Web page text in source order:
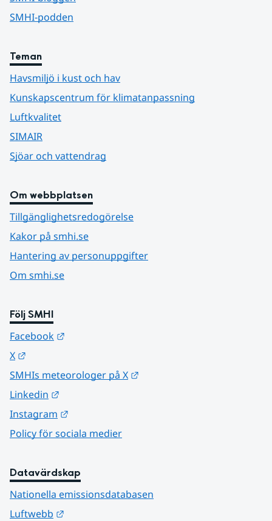
SMHI-podden
Teman
Havsmiljö i kust och hav
Kunskapscentrum för klimatanpassning
Luftkvalitet
SIMAIR
Sjöar och vattendrag
Om webbplatsen
Tillgänglighetsredogörelse
Kakor på smhi.se
Hantering av personuppgifter
Om smhi.se
Följ SMHI
Facebook
X
SMHIs meteorologer på X
Linkedin
Instagram
Policy för sociala medier
Datavärdskap
Nationella emissionsdatabasen
Luftwebb